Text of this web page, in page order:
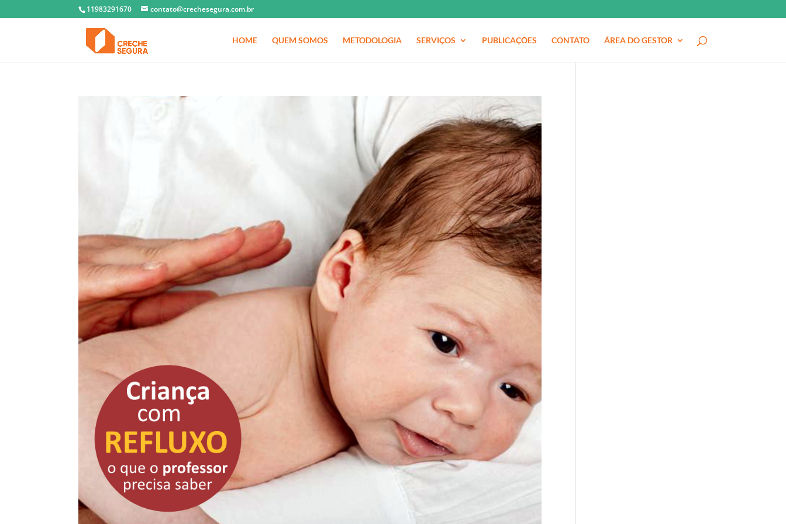
11983291670 contato@crechesegura.com.br
HOME QUEM SOMOS METODOLOGIA SERVIÇOS PUBLICAÇÕES CONTATO ÁREA DO GESTOR